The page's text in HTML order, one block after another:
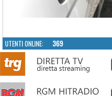
UTENTI ONLINE: 369